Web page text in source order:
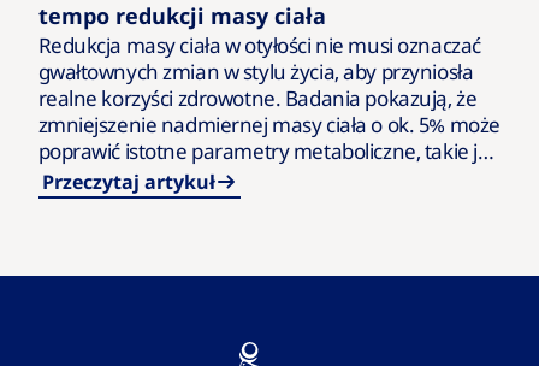
tempo redukcji masy ciała
Redukcja masy ciała w otyłości nie musi oznaczać
gwałtownych zmian w stylu życia, aby przyniosła
realne korzyści zdrowotne. Badania pokazują, że
zmniejszenie nadmiernej masy ciała o ok. 5% może
poprawić istotne parametry metaboliczne, takie jak
poziom glukozy we…
Przeczytaj artykuł